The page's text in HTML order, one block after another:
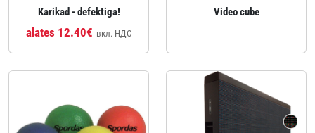
Karikad - defektiga!
alates 12.40€ вкл. НДС
Video cube